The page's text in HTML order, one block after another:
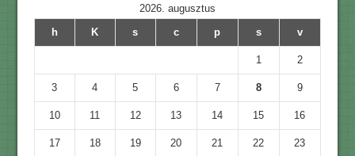
2026. augusztus
h
K s c p s v
1 2
3 4 5 6 7 8 9
10 11 12 13 14 15 16
17 18 19 20 21 22 23